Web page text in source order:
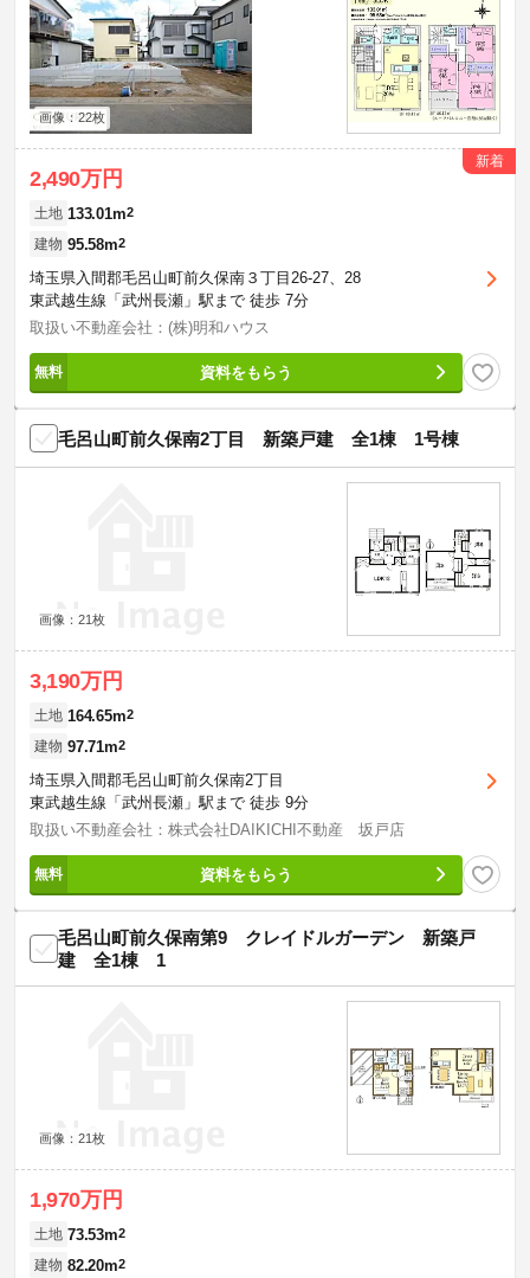
画像：22枚
2,490万円
新着
土地 133.01m2
建物 95.58m2
埼玉県入間郡毛呂山町前久保南３丁目26-27、28
東武越生線「武州長瀬」駅まで 徒歩 7分
取扱い不動産会社：(株)明和ハウス
資料をもらう
毛呂山町前久保南2丁目 新築戸建 全1棟 1号棟
画像：21枚
3,190万円
土地 164.65m2
建物 97.71m2
埼玉県入間郡毛呂山町前久保南2丁目
東武越生線「武州長瀬」駅まで 徒歩 9分
取扱い不動産会社：株式会社DAIKICHI不動産 坂戸店
資料をもらう
毛呂山町前久保南第9 クレイドルガーデン 新築戸
建 全1棟 1
画像：21枚
1,970万円
土地 73.53m2
建物 82.20m2